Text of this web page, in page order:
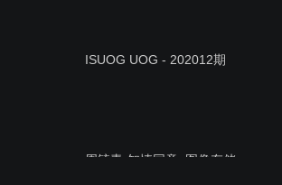
ISUOG UOG - 202012期
周毓青-知情同意, 图像存储